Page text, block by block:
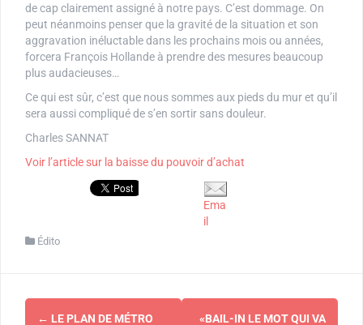
de cap clairement assigné à notre pays. C’est dommage. On
peut néanmoins penser que la gravité de la situation et son
aggravation inéluctable dans les prochains mois ou années,
forcera François Hollande à prendre des mesures beaucoup
plus audacieuses…
Ce qui est sûr, c’est que nous sommes aux pieds du mur et qu’il
sera aussi compliqué de s’en sortir sans douleur.
Charles SANNAT
Voir l’article sur la baisse du pouvoir d’achat
Ema
il
Édito
Navigation
← LE PLAN DE MÉTRO
«BAIL-IN LE MOT QUI VA